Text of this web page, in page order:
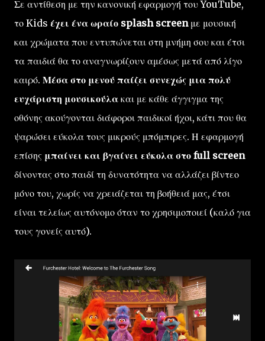
Σε αντίθεση με την κανονική εφαρμογή του YouTube,
το Kids έχει ένα ωραίο splash screenμε μουσική
και χρώματα που εντυπώνεται στη μνήμη σου και έτσι
τα παιδιά θα το αναγνωρίζουν αμέσως μετά από λίγο
καιρό. Μέσα στο μενού παίζει συνεχώς μια πολύ
ευχάριστη μουσικούλα και με κάθε άγγιγμα της
οθόνης ακούγονται διάφοροι παιδικοί ήχοι, κάτι που θα
ψαρώσει εύκολα τους μικρούς μπόμπιρες. Η εφαρμογή
επίσης μπαίνει και βγαίνει εύκολα στο full screen
δίνοντας στο παιδί τη δυνατότητα να αλλάζει βίντεο
μόνο του, χωρίς να χρειάζεται τη βοήθειά μας, έτσι
είναι τελείως αυτόνομο όταν το χρησιμοποιεί (καλό για
τους γονείς αυτό).